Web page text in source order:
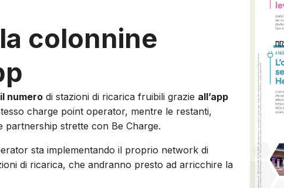
colonnine
numero di stazioni di ricarica fruibili grazie all’app
charge point operator, mentre le restanti,
partnership strette con Be Charge.
sta implementando il proprio network di
di ricarica, che andranno presto ad arricchire la